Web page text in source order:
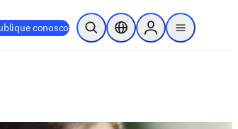
conosco Pesquisa aberta
Seletor de localização
Sign in to products
menu